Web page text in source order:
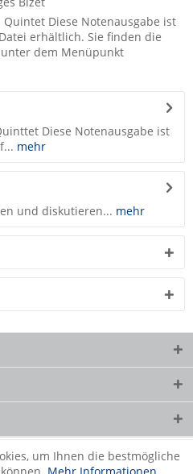
Quintet Diese Notenausgabe ist
erhältlich. Sie finden die
dem Menüpunkt
Diese Notenausgabe ist
mehr
und diskutieren... mehr
um Ihnen die bestmögliche